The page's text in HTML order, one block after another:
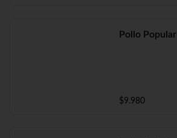
Pollo Popular
$9.980